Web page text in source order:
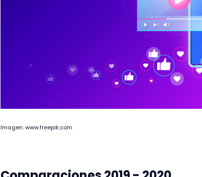
Imagen: www.freepik.com